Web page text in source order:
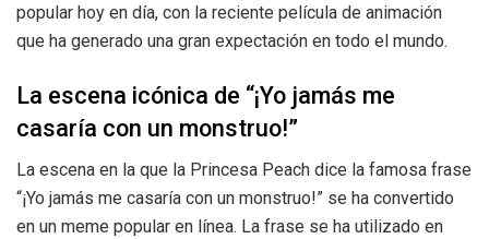
popular hoy en día, con la reciente película de animación
que ha generado una gran expectación en todo el mundo.
La escena icónica de “¡Yo jamás me
casaría con un monstruo!”
La escena en la que la Princesa Peach dice la famosa frase
“¡Yo jamás me casaría con un monstruo!” se ha convertido
en un meme popular en línea. La frase se ha utilizado en